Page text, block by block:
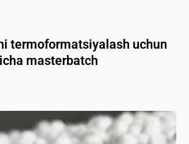
termoformatsiyalash uchun
masterbatch